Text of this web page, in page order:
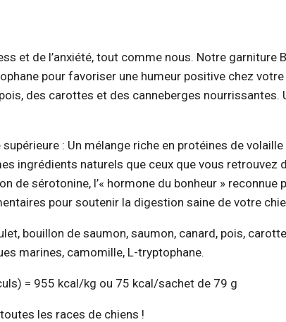
et de l’anxiété, tout comme nous. Notre
pour favoriser une humeur positive chez
des carottes et des canneberges
: Un mélange riche en protéines de
ingrédients naturels que ceux que vous retrouvez
de sérotonine, l’« hormone du bonheur » reconnue
pour soutenir la digestion saine de votre
bouillon de saumon, saumon, canard, pois,
marines, camomille, L-tryptophane.
= 955 kcal/kg ou 75 kcal/sachet de 79 g
les races de chiens !